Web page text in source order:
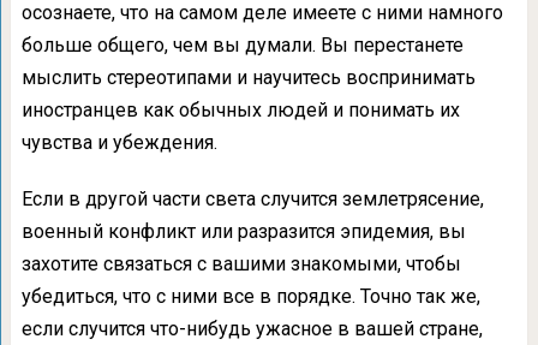
осознаете, что на самом деле имеете с ними намного
больше общего, чем вы думали. Вы перестанете
мыслить стереотипами и научитесь воспринимать
иностранцев как обычных людей и понимать их
чувства и убеждения.
Если в другой части света случится землетрясение,
военный конфликт или разразится эпидемия, вы
захотите связаться с вашими знакомыми, чтобы
убедиться, что с ними все в порядке. Точно так же,
если случится что-нибудь ужасное в вашей стране,